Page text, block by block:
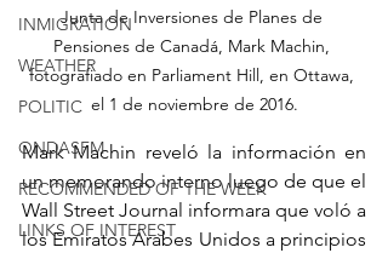
INMIGRATION
WEATHER
POLITIC
ONDASFM
RECOMMENDED OF THE WEEK
LINKS OF INTEREST
Junta de Inversiones de Planes de
Pensiones de Canadá, Mark Machin,
fotografiado en Parliament Hill, en Ottawa,
el 1 de noviembre de 2016.
Mark Machin reveló la información en
un memorando interno luego de que el
Wall Street Journal informara que voló a
los Emiratos Árabes Unidos a principios